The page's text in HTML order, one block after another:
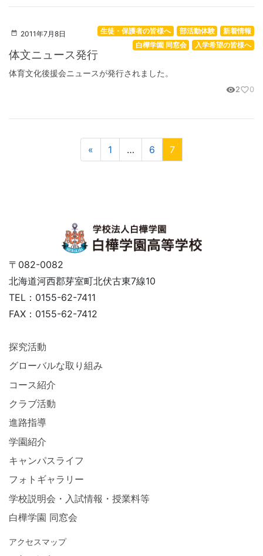
2011年7月8日 新着情報
部活動体験
生徒・保護者の皆様へ
入学希望の皆様へ
白樺学園 同窓会
体文ニュース発行
体育文化後援会ニュースが発行されました。
visibility2favorite_border0
« 1 … 6 7
〒082-0082
北海道河西郡芽室町北伏古東7線10
TEL：0155-62-7411
FAX：0155-62-7412
探究活動
グローバルな取り組み
コース紹介
クラブ活動
進路指導
学園紹介
キャンパスライフ
フォトギャラリー
学校説明会・入試情報・授業料等
白樺学園 同窓会
アクセスマップ